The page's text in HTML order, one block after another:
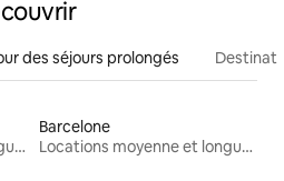
des séjours prolongés
Locations moyenne et longue durée
Barcelone
Locations moyenne et longue durée